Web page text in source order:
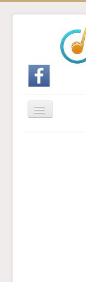
Cambiar
navegación